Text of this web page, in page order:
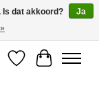
Verlanglijst
Is dat akkoord?
Ja